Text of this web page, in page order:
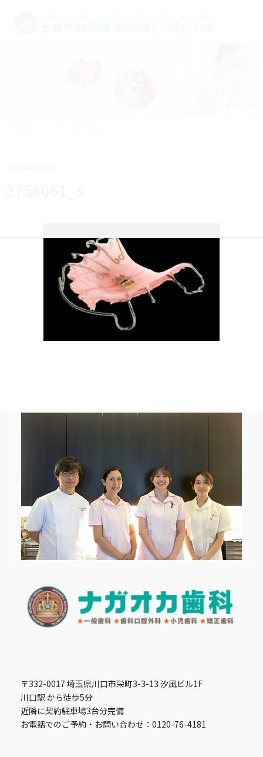
〒332-0017 埼玉県川口市栄町3-3-13 汐風ビル1F
川口駅 から徒歩5分
近隣に契約駐車場3台分完備
お電話でのご予約・お問い合わせ：0120-76-4181